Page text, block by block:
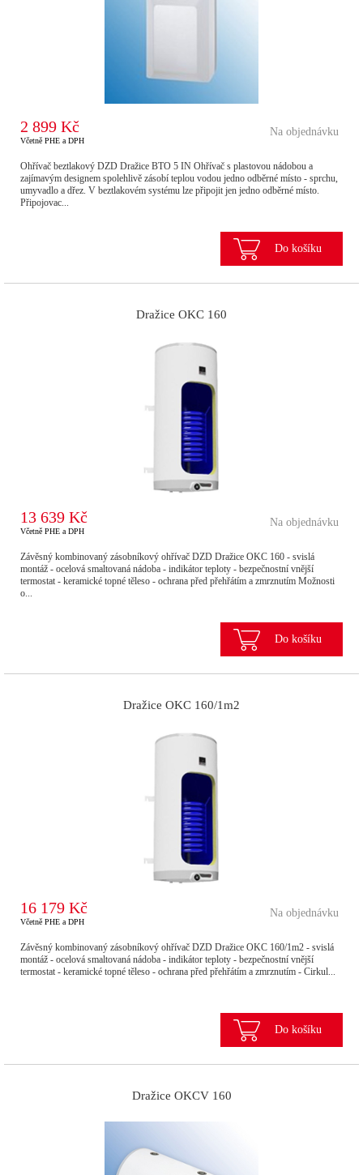
2 899 Kč
Včetně PHE a DPH
Na objednávku
Ohřívač beztlakový DZD Dražice BTO 5 IN Ohřívač s plastovou nádobou a
zajímavým designem spolehlivě zásobí teplou vodou jedno odběrné místo - sprchu,
umyvadlo a dřez. V beztlakovém systému lze připojit jen jedno odběrné místo.
Připojovac...
Do košíku
Dražice OKC 160
13 639 Kč
Včetně PHE a DPH
Na objednávku
Závěsný kombinovaný zásobníkový ohřívač DZD Dražice OKC 160 - svislá
montáž - ocelová smaltovaná nádoba - indikátor teploty - bezpečnostní vnější
termostat - keramické topné těleso - ochrana před přehřátím a zmrznutím Možnosti
o...
Do košíku
Dražice OKC 160/1m2
16 179 Kč
Včetně PHE a DPH
Na objednávku
Závěsný kombinovaný zásobníkový ohřívač DZD Dražice OKC 160/1m2 - svislá
montáž - ocelová smaltovaná nádoba - indikátor teploty - bezpečnostní vnější
termostat - keramické topné těleso - ochrana před přehřátím a zmrznutím - Cirkul...
Do košíku
Dražice OKCV 160